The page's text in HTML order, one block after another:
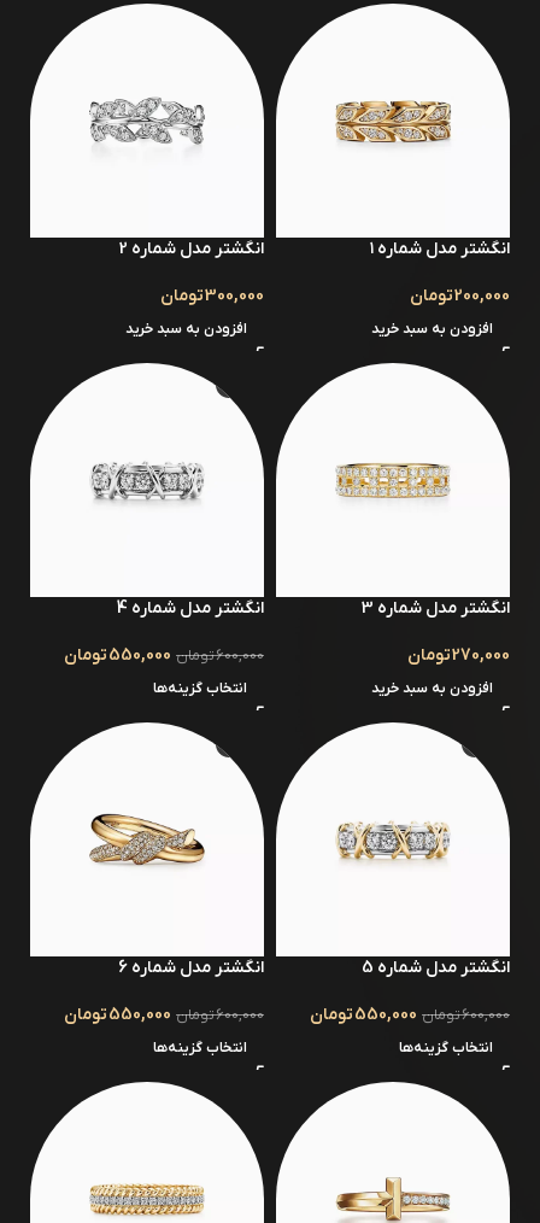
انگشتر مدل شماره ۱
200,000تومان
افزودن به سبد خرید
انگشتر مدل شماره 2
300,000تومان
افزودن به سبد خرید
انگشتر مدل شماره 3
270,000تومان
افزودن به سبد خرید
انگشتر مدل شماره 4
600,000تومان 550,000تومان
انتخاب گزینه‌ها
انگشتر مدل شماره 5
600,000تومان 550,000تومان
انتخاب گزینه‌ها
انگشتر مدل شماره 6
600,000تومان 550,000تومان
انتخاب گزینه‌ها